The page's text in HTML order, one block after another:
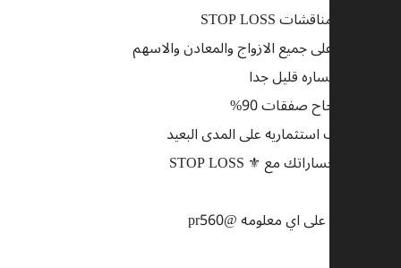
🔶 كروب مناقشات STOP LOSS
🔶 العمل على جميع الازواج والمعادن والاسهم
🔶 وقف خساره قليل جدا
🔶 نسبه نجاح صفقات 90%
🔶 صفقات استثماريه على المدى البعيد
⚜️ اوقف خساراتك مع ⚜️ STOP LOSS
للاستفسار على اي معلومه @pr560